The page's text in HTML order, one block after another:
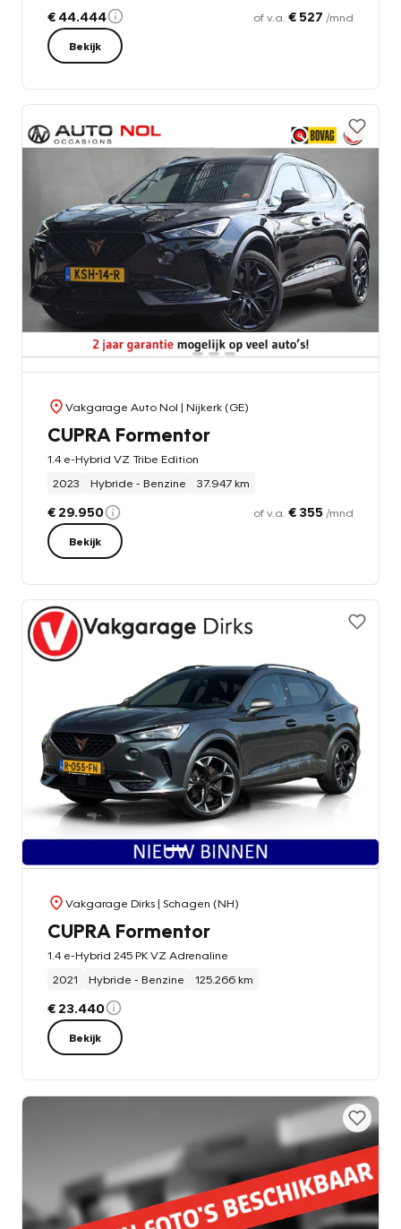
€ 44.444 of v.a. € 527 /mnd
Bekijk
Vakgarage Auto Nol | Nijkerk (GE)
CUPRA Formentor
1.4 e-Hybrid VZ Tribe Edition
2023
Hybride - Benzine 37.947 km
€ 29.950 of v.a. € 355 /mnd
Bekijk
Vakgarage Dirks| Schagen (NH)
CUPRA Formentor
1.4 e-Hybrid 245 PK VZ Adrenaline
2021
Hybride - Benzine 125.266 km
€ 23.440
Bekijk